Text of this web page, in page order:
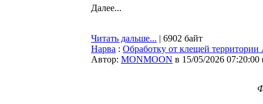
Далее...
Читать дальше... | 6902 байт
Нарва : Обработку от клещей
Автор: MONMOON в 15/05/2026 07:20:00